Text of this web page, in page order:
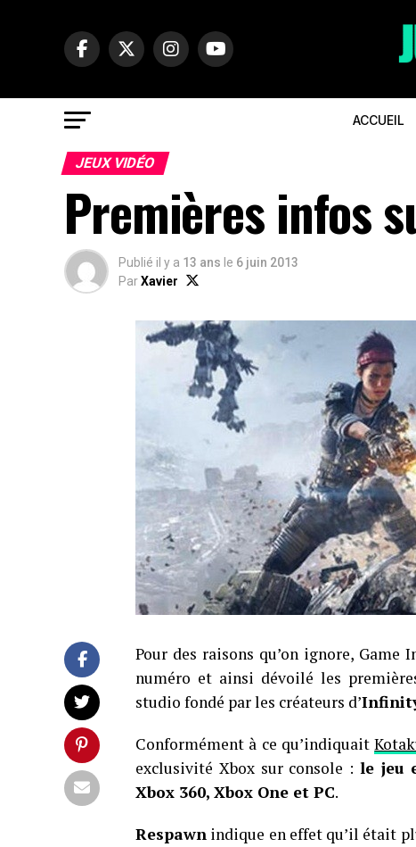
ACCUEIL
JEUX VIDÉO
Premières infos
Publié il y a 13 ans le 6 juin 2013
ParXavier
Pour des raisons qu’on ignore,
numéro et ainsi dévoilé les
studio fondé par les créateurs d’
Conformément à ce qu’indiquait
exclusivité Xbox sur console : le jeu
Xbox 360, Xbox One et PC.
Respawn indique en effet qu’il était